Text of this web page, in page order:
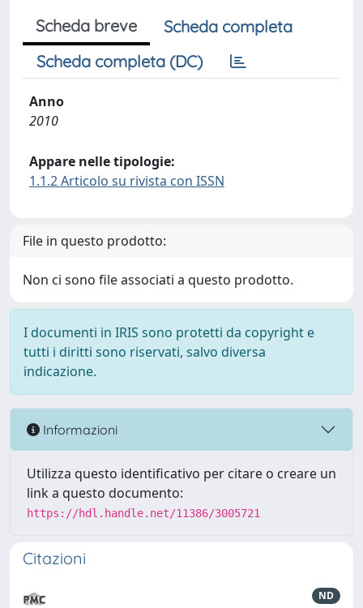
Scheda breve
Scheda completa
Scheda completa (DC)
Anno
2010
Appare nelle tipologie:
1.1.2 Articolo su rivista con ISSN
File in questo prodotto:
Non ci sono file associati a questo prodotto.
I documenti in IRIS sono protetti da copyright e
tutti i diritti sono riservati, salvo diversa
indicazione.
Informazioni
Utilizza questo identificativo per citare o creare un
link a questo documento:
https://hdl.handle.net/11386/3005721
Citazioni
ND